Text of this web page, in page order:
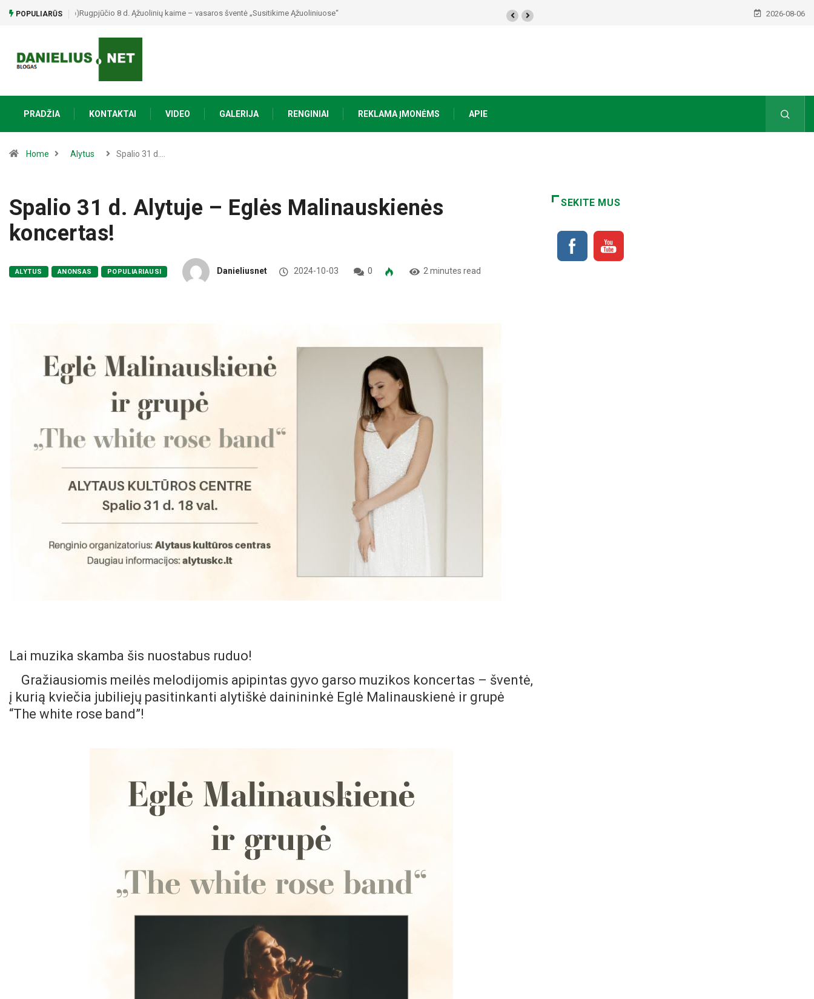
POPULIARŪS Rugpjūčio 8 d. Ąžuolinių kaime – vasaros šventė „Susitikime Ąžuoliniuose“ 2026-08-06
PRADŽIA KONTAKTAI VIDEO GALERIJA RENGINIAI REKLAMA ĮMONĖMS APIE
Home Alytus Spalio 31 d.…
Spalio 31 d. Alytuje – Eglės Malinauskienės
koncertas!
ALYTUS ANONSAS POPULIARIAUSI Danieliusnet 2024-10-03 0 2 minutes read
Lai muzika skamba šis nuostabus ruduo!
Gražiausiomis meilės melodijomis apipintas gyvo garso muzikos koncertas – šventė,
į kurią kviečia jubiliejų pasitinkanti alytiškė dainininkė Eglė Malinauskienė ir grupė
“The white rose band”!
SEKITE MUS